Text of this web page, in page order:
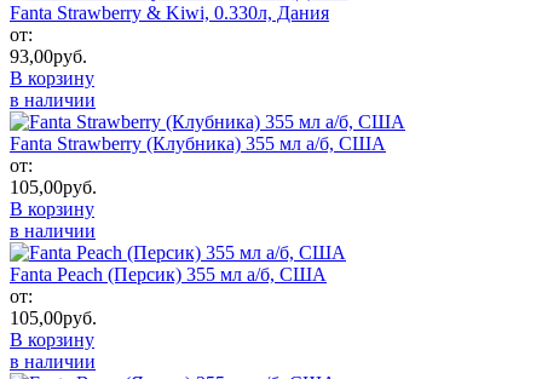
Fanta Strawberry & Kiwi, 0.330л, Дания
от:
93,00руб.
В корзину
в наличии
Fanta Strawberry (Клубника) 355 мл а/б, США
от:
105,00руб.
В корзину
в наличии
Fanta Peach (Персик) 355 мл а/б, США
от:
105,00руб.
В корзину
в наличии